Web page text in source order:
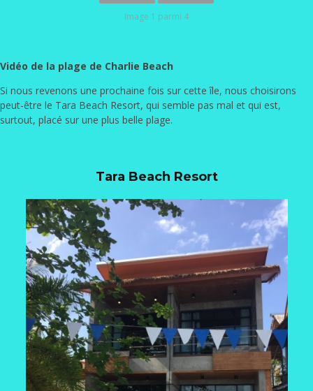
Image 1 parmi 4
Vidéo de la plage de Charlie Beach
Si nous revenons une prochaine fois sur cette île, nous choisirons
peut-être le Tara Beach Resort, qui semble pas mal et qui est,
surtout, placé sur une plus belle plage.
Tara Beach Resort